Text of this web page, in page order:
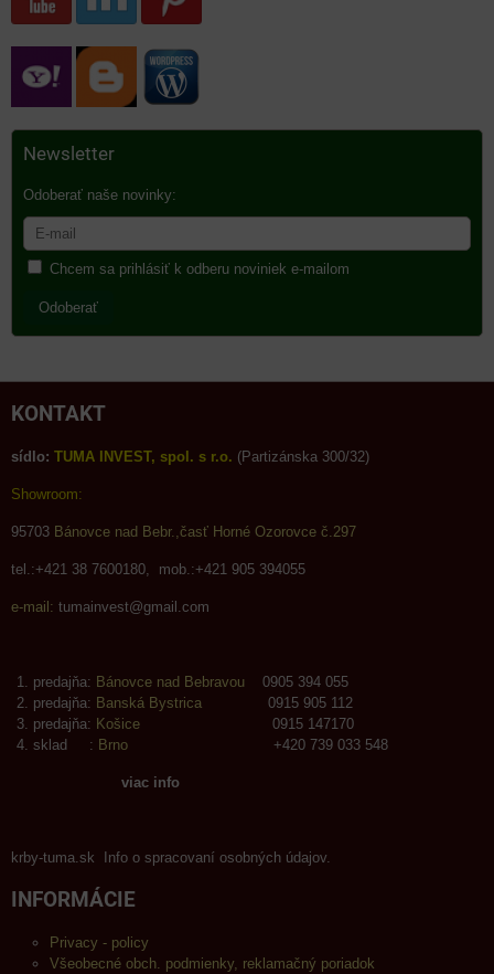
Newsletter
Odoberať naše novinky:
Chcem sa prihlásiť k odberu noviniek e-mailom
Odoberať
KONTAKT
sídlo: TUMA INVEST, spol. s r.o. (Partizánska 300/32)
Showroom:
95703 Bánovce nad Bebr.,časť Horné Ozorovce č.297
tel.:+421 38 7600180, mob.:+421 905 394055
e-mail: tumainvest@gmail.com
predajňa: Bánovce nad Bebravou 0905 394 055
predajňa: Banská Bystrica 0915 905 112
predajňa: Košice 0915 147170
sklad : Brno +420 739 033 548
viac info
krby-tuma.sk Info o spracovaní osobných údajov.
INFORMÁCIE
Privacy - policy
Všeobecné obch. podmienky, reklamačný poriadok